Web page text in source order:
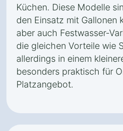
Küchen. Diese Modelle
den Einsatz mit Gallonen
aber auch Festwasser-
die gleichen Vorteile wie
allerdings in einem
besonders praktisch für
Platzangebot.